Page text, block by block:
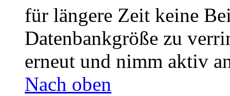
für längere Zeit keine
Datenbankgröße zu
erneut und nimm aktiv
Nach oben